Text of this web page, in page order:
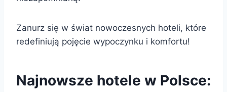
Zanurz się w świat nowoczesnych hoteli, które
redefiniują pojęcie wypoczynku i komfortu!
Najnowsze hotele w Polsce: